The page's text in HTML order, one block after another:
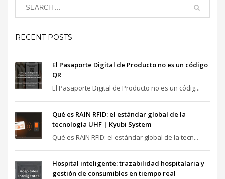
RECENT POSTS
El Pasaporte Digital de Producto no es un código
QR
El Pasaporte Digital de Producto no es un códig...
Qué es RAIN RFID: el estándar global de la
tecnología UHF | Kyubi System
Qué es RAIN RFID: el estándar global de la tecn...
Hospital inteligente: trazabilidad hospitalaria y
gestión de consumibles en tiempo real